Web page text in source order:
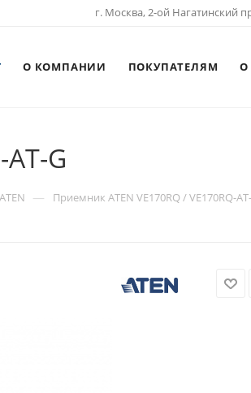
г. Москва, 2-ой Нагатинский
О КОМПАНИИ ПОКУПАТЕЛЯМ О
G
— Приемник ATEN VE170RQ / VE170RQ-